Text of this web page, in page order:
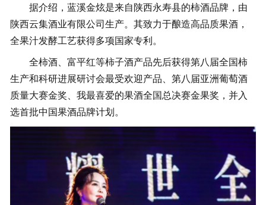
据介绍，蓝溪金炫是来自陕西永寿县的柿酒品牌，由
陕西云集酒业有限公司生产。其致力于酿造高品质果酒，
全果汁发酵工艺获得多项国家专利。
全柿酒、富平红等柿子酒产品先后获得第八届全国柿
生产和科研进展研讨会最受欢迎产品、第八届亚洲葡萄酒
质量大赛金奖、我最喜爱的果酒全国总决赛金果奖，并入
选首批中国果酒品牌计划。